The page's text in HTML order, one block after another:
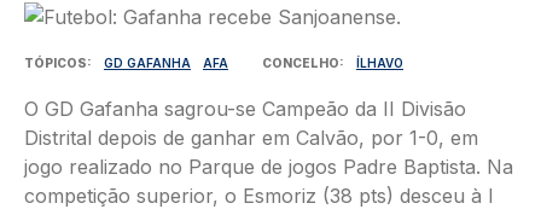
Imagem
TÓPICOS GD GAFANHA AFA CONCELHO ÍLHAVO
O GD Gafanha sagrou-se Campeão da II Divisão
Distrital depois de ganhar em Calvão, por 1-0, em
jogo realizado no Parque de jogos Padre Baptista. Na
competição superior, o Esmoriz (38 pts) desceu à I